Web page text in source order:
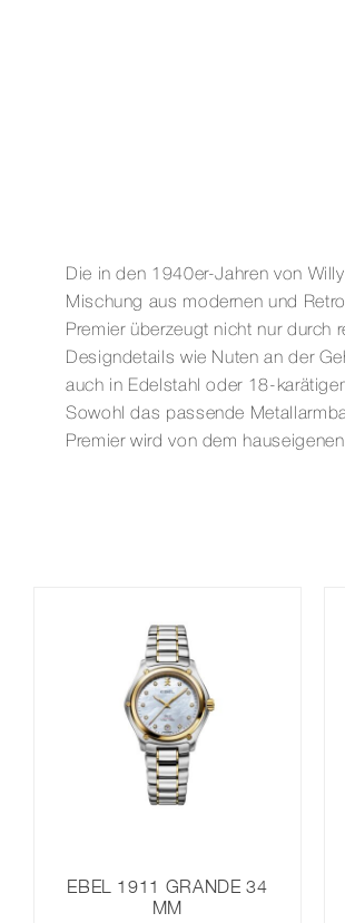
Die in den 1940er-Jahren von
Mischung aus modernen und
Premier überzeugt nicht nur
Designdetails wie Nuten an der
auch in Edelstahl oder 18-
Sowohl das passende
Premier wird von dem
EBEL 1911 GRANDE 34
MM